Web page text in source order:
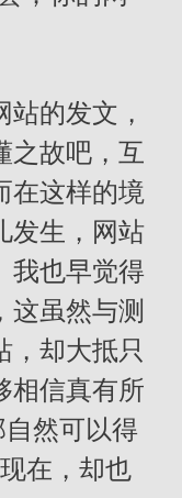
的发文，
之故吧，互
在这样的境
发生，网站
我也早觉得
这虽然与测
，却大抵只
相信真有所
自然可以得
在，却也